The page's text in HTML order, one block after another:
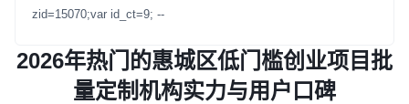
zid=15070;var id_ct=9; --
2026年热门的惠城区低门槛创业项目批
量定制机构实力与用户口碑